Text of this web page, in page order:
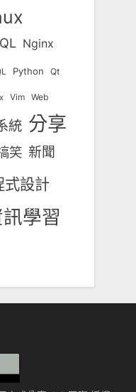
Nginx
Python Qt
Vim Web
統 分享
笑 新聞
式設計
學習